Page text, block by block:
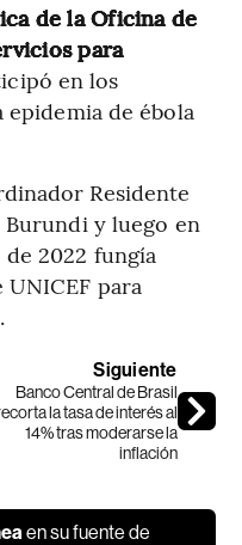
de la Oficina de
para
en los
de ébola
Residente
Burundi y luego en
de 2022 fungía
para
Siguiente
Banco Central de Brasil
la tasa de interés al
14% tras moderarse la
inflación
en su fuente de